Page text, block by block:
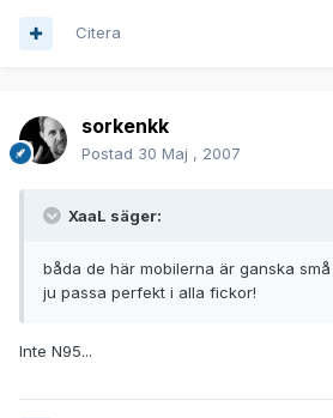
Citera
sorkenkk
Postad 30 Maj , 2007
XaaL säger:
båda de här mobilerna är ganska
ju passa perfekt i alla fickor!
Inte N95...